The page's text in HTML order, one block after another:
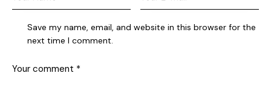
Save my name, email, and website in this browser for the
next time I comment.